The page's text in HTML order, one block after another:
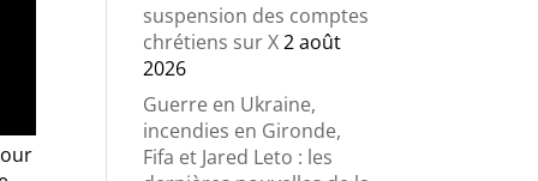
suspension des comptes
chrétiens sur X2 août
2026
Guerre en Ukraine,
incendies en Gironde,
Fifa et Jared Leto : les